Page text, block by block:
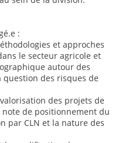
:
et approches
le secteur agricole et
autour des
des risques de
des projets de
note de positionnement du
par CLN et la nature des